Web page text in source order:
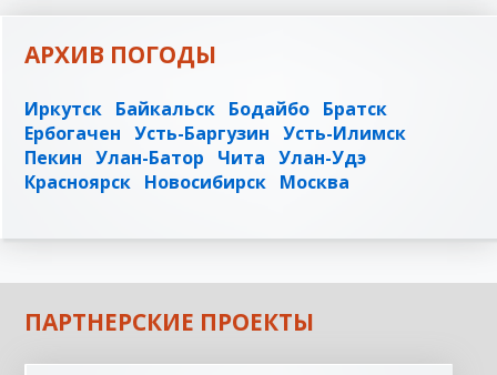
АРХИВ ПОГОДЫ
Иркутск Байкальск Бодайбо Братск
Ербогачен Усть-Баргузин Усть-Илимск
Пекин Улан-Батор Чита Улан-Удэ
Красноярск Новосибирск Москва
ПАРТНЕРСКИЕ ПРОЕКТЫ